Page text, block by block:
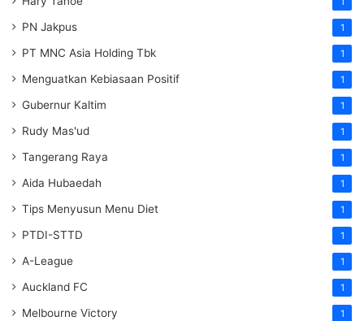
PN Jakpus 1
PT MNC Asia Holding Tbk 1
Menguatkan Kebiasaan Positif 1
Gubernur Kaltim 1
Rudy Mas'ud 1
Tangerang Raya 1
Aida Hubaedah 1
Tips Menyusun Menu Diet 1
PTDI-STTD 1
A-League 1
Auckland FC 1
Melbourne Victory 1